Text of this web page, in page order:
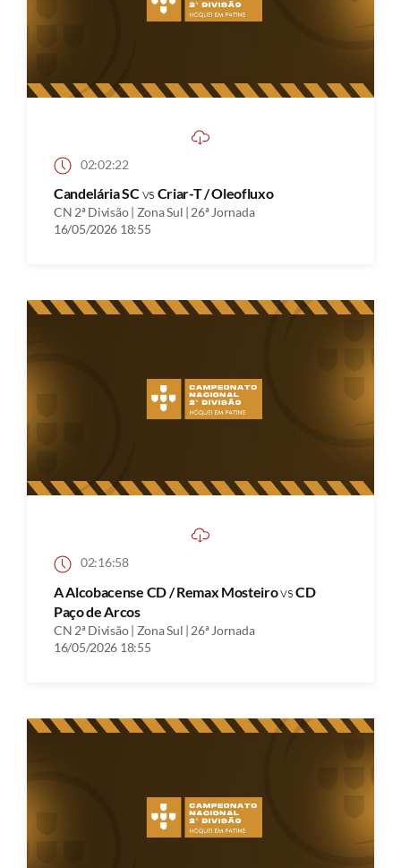
02:02:22
Candelária SCvs Criar-T / Oleofluxo
CN 2ª Divisão | Zona Sul | 26ª Jornada
16/05/2026 18:55
02:16:58
A Alcobacense CD / Remax MosteirovsCD
Paço de Arcos
CN 2ª Divisão | Zona Sul | 26ª Jornada
16/05/2026 18:55